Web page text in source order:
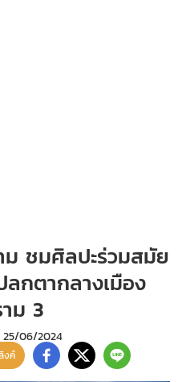
ม ชมศิลปะร่วมสมัย
กตากลางเมือง
ม 3
25/06/2024
งค์